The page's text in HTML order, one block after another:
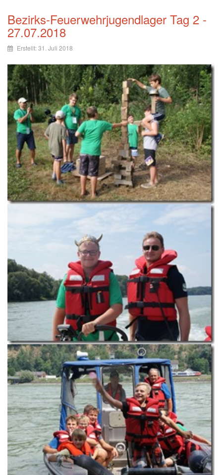
Bezirks-Feuerwehrjugendlager Tag 2 -
27.07.2018
Erstellt: 31. Juli 2018